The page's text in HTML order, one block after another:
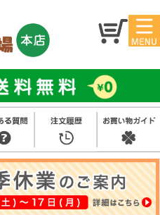
マイ
ジ
お名
前シ
ール
アイ
ロン
シー
ル
お買
い得
セッ
ト
スタ
ンプ